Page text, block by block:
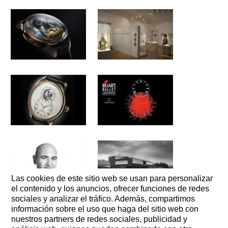
Las cookies de este sitio web se usan para personalizar
el contenido y los anuncios, ofrecer funciones de redes
sociales y analizar el tráfico. Además, compartimos
información sobre el uso que haga del sitio web con
nuestros partners de redes sociales, publicidad y
DROZ Y LA
CHINA
COMENZÓ
HACE DOS
SIGLOS
MORE
JUEVES , OCTUBRE 18, 2012
THE BIRD
REPEATER
MORE
MIÉRCOLES , JUNIO 27, 2012
JAQUET
DROZ
CELEBRATES
ITS
FABULOUS
HERITAGE
ON JUNE
21ST, 2012
LUNES , DICIEMBRE 12, 2011
THE NEW
JAQUET
DROZ
TOURBILLON:
A
TECHNICAL
AND
AESTHETIC
CHALLENGE
MORE
SÁBADO , ENERO 1, 2011
FAKE
NEWS TO
DELETE
JUEVES , JULIO 1, 2010
MARC
ALEXANDER
HAYEK
MORE
VIERNES , JUNIO 11, 2010
JAQUET
DROZ IS
MOVING
IN ITS
NEW
HEAD
LUNES , FEBRERO 1, 2010